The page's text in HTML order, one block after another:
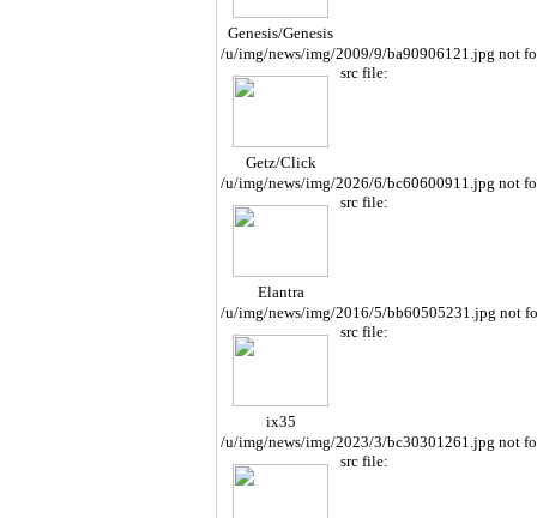
Genesis/Genesis
Cope
/u/img/news/img/2009/9/ba90906121.jpg not
Getz/Click
src file:
/u/img/news/img/2026/6/bc60600911.jpg not
Elantra
src file:
/u/img/news/img/2016/5/bb60505231.jpg not
ix35
src file:
/u/img/news/img/2023/3/bc30301261.jpg not
src file: